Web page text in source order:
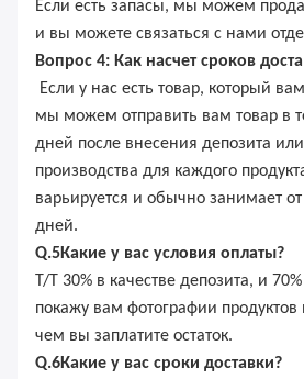
Если есть запасы, мы можем
и вы можете связаться с нами
Вопрос 4: Как насчет сроков
Если у нас есть товар, который
мы можем отправить вам товар в
дней после внесения депозита
производства для каждого
варьируется и обычно занимает
дней.
Q.5Какие у вас условия оплаты?
T/T 30% в качестве депозита, и
покажу вам фотографии
чем вы заплатите остаток.
Q.6Какие у вас сроки доставки?